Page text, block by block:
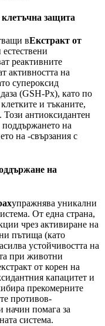
защита
вЕкстракт от
реактивните
активността на
супероксид
(GSH-Px), като по
и тъканите,
Този антиоксидантен
поддържането на
на -свързания с
на
упражнява уникални
От една страна,
чрез активиране на
пътища (като
устойчивостта на
при животни
от корен на
капацитет и
прекомерните
противов-
начин помага за
система.